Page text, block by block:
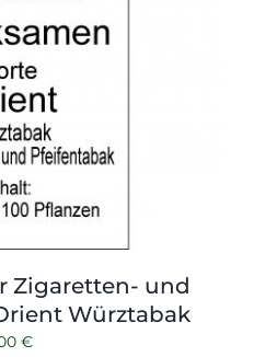
Zigaretten- und
Würztabak
€